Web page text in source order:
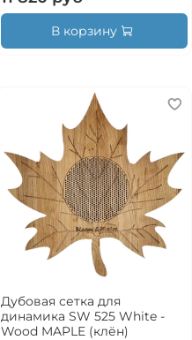
В корзину
Дубовая сетка для
динамика SW 525 White -
Wood MAPLE (клён)